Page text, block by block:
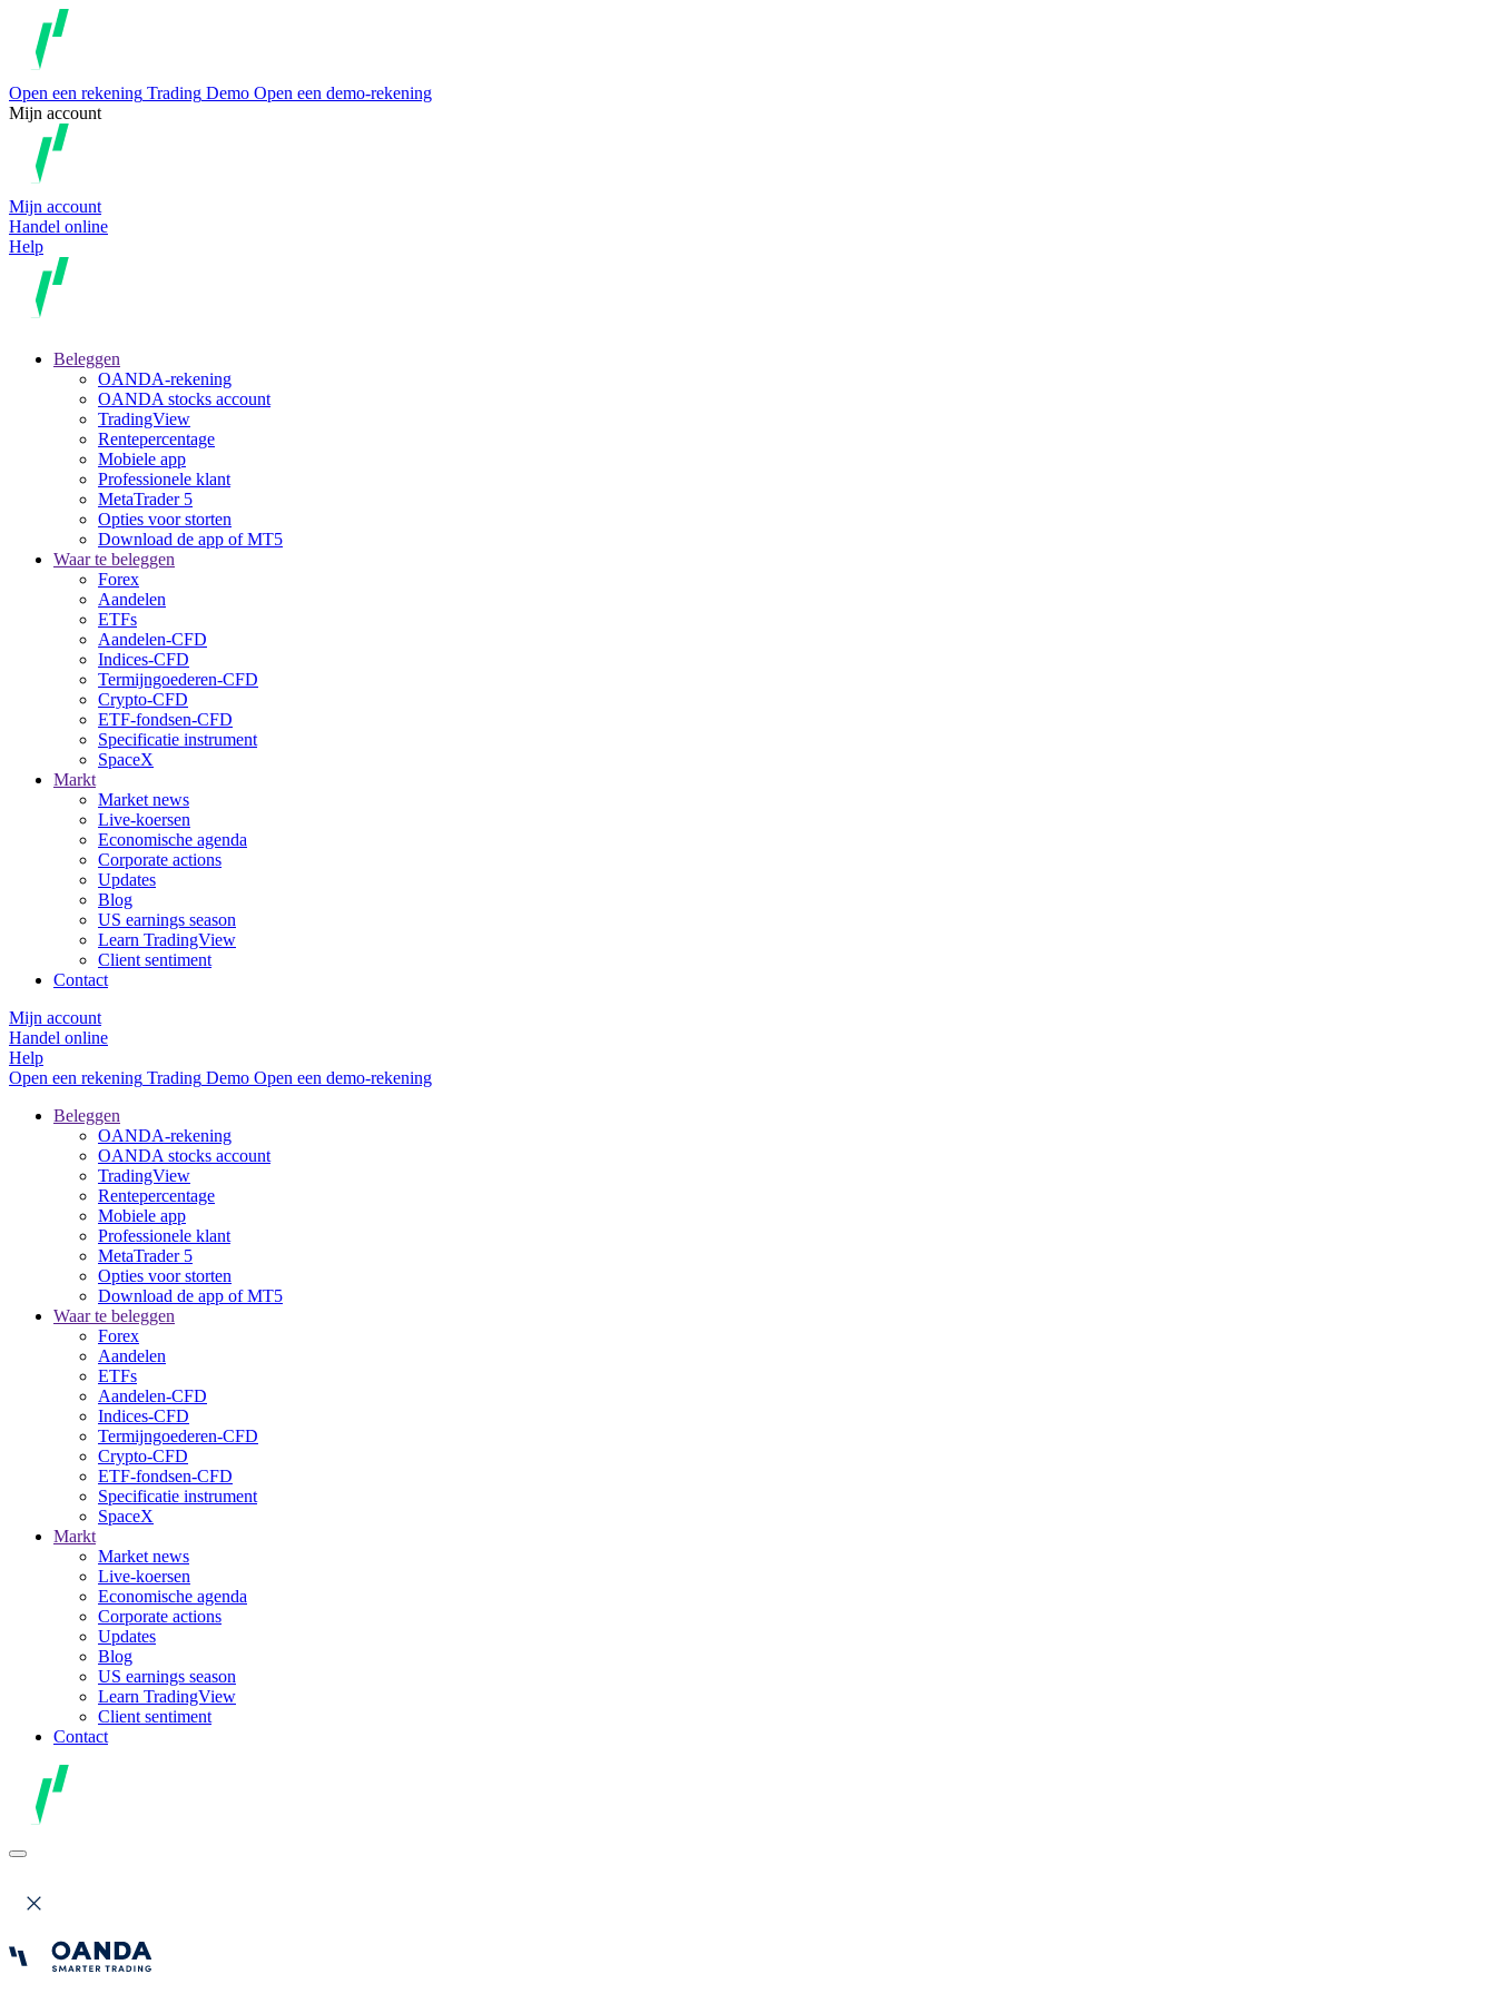
Open een rekening Trading Demo Open een demo-rekening
Mijn account
Mijn account
Handel online
Help
Beleggen
OANDA-rekening
OANDA stocks account
TradingView
Rentepercentage
Mobiele app
Professionele klant
MetaTrader 5
Opties voor storten
Download de app of MT5
Waar te beleggen
Forex
Aandelen
ETFs
Aandelen-CFD
Indices-CFD
Termijngoederen-CFD
Crypto-CFD
ETF-fondsen-CFD
Specificatie instrument
SpaceX
Markt
Market news
Live-koersen
Economische agenda
Corporate actions
Updates
Blog
US earnings season
Learn TradingView
Client sentiment
Contact
Mijn account
Handel online
Help
Open een rekening Trading Demo Open een demo-rekening
Beleggen
OANDA-rekening
OANDA stocks account
TradingView
Rentepercentage
Mobiele app
Professionele klant
MetaTrader 5
Opties voor storten
Download de app of MT5
Waar te beleggen
Forex
Aandelen
ETFs
Aandelen-CFD
Indices-CFD
Termijngoederen-CFD
Crypto-CFD
ETF-fondsen-CFD
Specificatie instrument
SpaceX
Markt
Market news
Live-koersen
Economische agenda
Corporate actions
Updates
Blog
US earnings season
Learn TradingView
Client sentiment
Contact